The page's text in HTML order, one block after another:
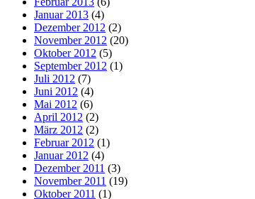
Januar 2013 (4)
Dezember 2012 (2)
November 2012 (20)
Oktober 2012 (5)
September 2012 (1)
Juli 2012 (7)
Juni 2012 (4)
Mai 2012 (6)
April 2012 (2)
März 2012 (2)
Februar 2012 (1)
Januar 2012 (4)
Dezember 2011 (3)
November 2011 (19)
Oktober 2011 (1)